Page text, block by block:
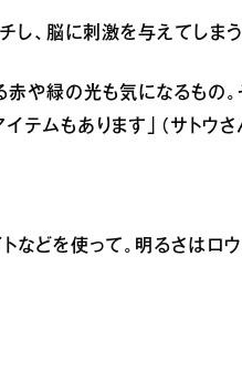
し、脳に刺激を与えてしま
赤や緑の光も気になるもの
テムもあります」（サトウさ
トなどを使って。明るさは